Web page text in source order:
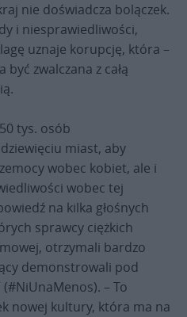
nie doświadcza bolączek.
i niesprawiedliwości,
uznaje korupcję, która –
być zwalczana z całą
tys. osób
miast, aby
wobec kobiet, ale i
wobec tej
na kilka głośnych
sprawcy ciężkich
otrzymali bardzo
demonstrowali pod
(#NiUnaMenos). – To
nowej kultury, która ma na